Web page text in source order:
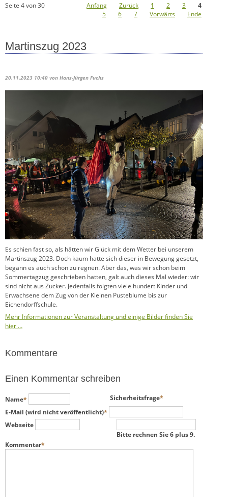
Seite 4 von 30 Anfang Zurück 1 2 3
4
5
6 7 Vorwärts Ende
Martinszug 2023
20.11.2023 10:40 von Hans-Jürgen Fuchs
Es schien fast so, als hätten wir Glück mit dem Wetter bei unserem
Martinszug 2023. Doch kaum hatte sich dieser in Bewegung gesetzt,
begann es auch schon zu regnen. Aber das, was wir schon beim
Sommertagzug geschrieben hatten, galt auch dieses Mal wieder: wir
sind nicht aus Zucker. Jedenfalls folgten viele hundert Kinder und
Erwachsene dem Zug von der Kleinen Pusteblume bis zur
Eichendorffschule.
Mehr Informationen zur Veranstaltung und einige Bilder finden Sie
hier …
Kommentare
Einen Kommentar schreiben
Pflichtfeld
Name*
Pflichtfeld
E-Mail (wird nicht veröffentlicht)*
Webseite
Pflichtfeld
Sicherheitsfrage*
Bitte rechnen Sie 6 plus 9.
Pflichtfeld
Kommentar*